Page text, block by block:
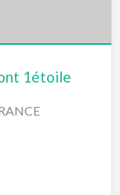
1étoile